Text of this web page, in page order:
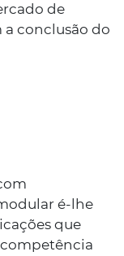
de
conclusão do
é-lhe
que